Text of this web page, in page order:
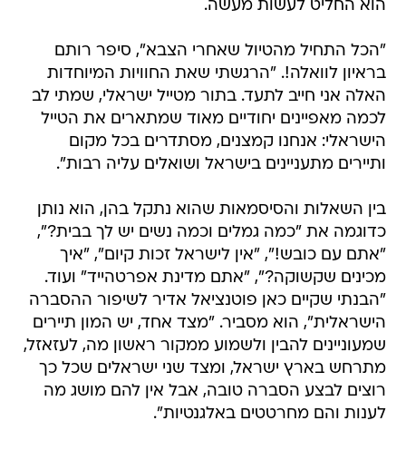
הוא החליט לעשות מעשה.
"הכל התחיל מהטיול שאחרי הצבא", סיפר רותם
בראיון לוואלה!. "הרגשתי שאת החוויות המיוחדות
האלה אני חייב לתעד. בתור מטייל ישראלי, שמתי לב
לכמה מאפיינים יחודיים מאוד שמתארים את הטייל
הישראלי: אנחנו קמצנים, מסתדרים בכל מקום
ותיירים מתעניינים בישראל ושואלים עליה רבות".
בין השאלות והסיסמאות שהוא נתקל בהן, הוא נותן
כדוגמה את "כמה גמלים וכמה נשים יש לך בבית?",
"אתם עם כובש!", "אין לישראל זכות קיום", "איך
מכינים שקשוקה?", "אתם מדינת אפרטהייד" ועוד.
"הבנתי שקיים כאן פוטנציאל אדיר לשיפור ההסברה
הישראלית", הוא מסביר. "מצד אחד, יש המון תיירים
שמעוניינים להבין ולשמוע ממקור ראשון מה, לעזאזל,
מתרחש בארץ ישראל, ומצד שני ישראלים שכל כך
רוצים לבצע הסברה טובה, אבל אין להם מושג מה
לענות והם מחרטטים באלגנטיות".